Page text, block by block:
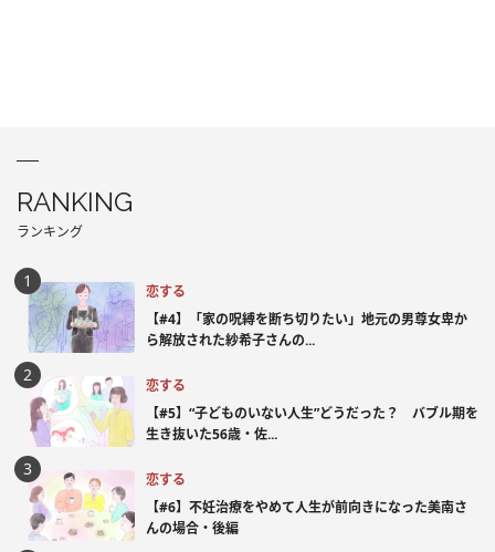
RANKING
ランキング
恋する
【#4】「家の呪縛を断ち切りたい」地元の男尊女卑か
ら解放された紗希子さんの...
恋する
【#5】“子どものいない人生”どうだった？ バブル期を
生き抜いた56歳・佐...
恋する
【#6】不妊治療をやめて人生が前向きになった美南さ
んの場合・後編